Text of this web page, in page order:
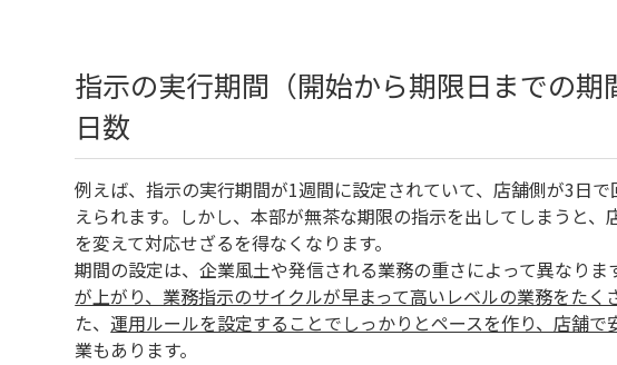
指示の実行期間（開始から期限日までの
日数
例えば、指示の実行期間が1週間に設定されていて、店舗側が3日
えられます。しかし、本部が無茶な期限の指示を出してしまうと
を変えて対応せざるを得なくなります。
期間の設定は、企業風土や発信される業務の重さによって異なり
が上がり、業務指示のサイクルが早まって高いレベルの業務をたく
た、運用ルールを設定することでしっかりとペースを作り、店舗で
業もあります。